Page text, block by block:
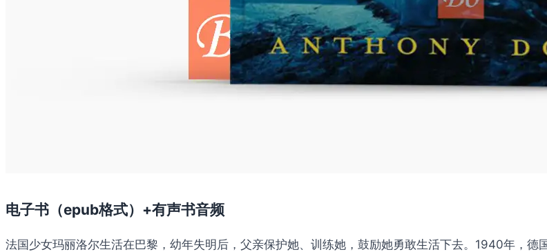
电子书（epub格式）+有声书音频
法国少女玛丽洛尔生活在巴黎，幼年失明后，父亲保护她、训练她，鼓励她勇敢生活下去。1940年，